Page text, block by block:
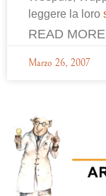
leggere la loro
READ
Marzo 26, 2007